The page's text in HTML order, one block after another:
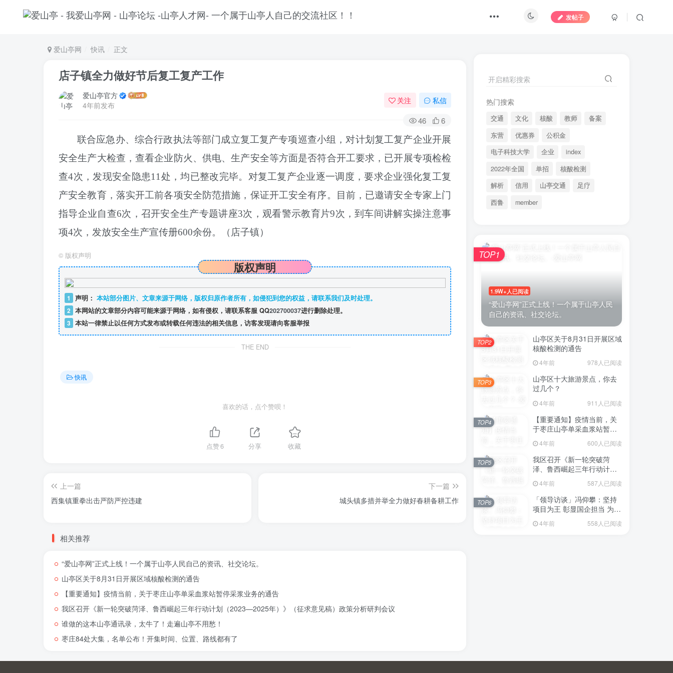
发帖子
爱山亭网 快讯 正文
店子镇全力做好节后复工复产工作
爱山亭官方
4年前发布
关注 私信
46
6
联合应急办、综合行政执法等部门成立复工复产专项巡查小组，对计划复工复产企业开展
安全生产大检查，查看企业防火、供电、生产安全等方面是否符合开工要求，已开展专项检检
查4次，发现安全隐患11处，均已整改完毕。对复工复产企业逐一调度，要求企业强化复工复
产安全教育，落实开工前各项安全防范措施，保证开工安全有序。目前，已邀请安全专家上门
指导企业自查6次，召开安全生产专题讲座3次，观看警示教育片9次，到车间讲解实操注意事
项4次，发放安全生产宣传册600余份。
（店子镇）
© 版权声明
版权声明
1 声明： 本站部分图片、文章来源于网络，版权归原作者所有，如侵犯到您的权益，请联系我们及时处理。
2 本网站的文章部分内容可能来源于网络，如有侵权，请联系客服 QQ202700037进行删除处理。
3 本站一律禁止以任何方式发布或转载任何违法的相关信息，访客发现请向客服举报
THE END
快讯
喜欢的话，点个赞呗！
点赞6 分享 收藏
上一篇
西集镇重拳出击严防严控违建
下一篇
城头镇多措并举全力做好春耕备耕工作
相关推荐
“爱山亭网”正式上线！一个属于山亭人民自己的资讯、社交论坛。
山亭区关于8月31日开展区域核酸检测的通告
【重要通知】疫情当前，关于枣庄山亭单采血浆站暂停采浆业务的通告
我区召开《新一轮突破菏泽、鲁西崛起三年行动计划（2023—2025年）》（征求意见稿）政策分析研判会议
谁做的这本山亭通讯录，太牛了！走遍山亭不用愁！
枣庄84处大集，名单公布！开集时间、位置、路线都有了
开启精彩搜索
热门搜索
交通 文化 核酸 教师
备案
东营
优惠券
公积金
电子科技大学
企业
index
2022年全国
单招
核酸检测
解析
信用 山亭交通
足疗
西鲁
member
1.9W+人已阅读
“爱山亭网”正式上线！一个属于山亭人民
自己的资讯、社交论坛。
TOP1
山亭区关于8月31日开展区域
核酸检测的通告
4年前 978人已阅读
TOP2
山亭区十大旅游景点，你去
过几个？
4年前 911人已阅读
TOP3
【重要通知】疫情当前，关
于枣庄山亭单采血浆站暂停
4年前 600人已阅读
TOP4
我区召开《新一轮突破菏
泽、鲁西崛起三年行动计划
意见稿）政策分析研判会议
4年前 587人已阅读
TOP5
「领导访谈」冯仰攀：坚持
项目为王 彰显国企担当 为全
点项目建设贡献“交发力量”
4年前 558人已阅读
TOP6